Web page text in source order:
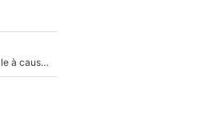
«Détester à vie», Stéphane Guy dans une embrouille à cause du PSG !